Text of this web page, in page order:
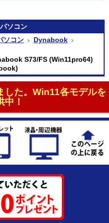
ソコン
ソコン
Dynabook
S73/FS (Win11pro64)
した。Win11各モデルを
中！